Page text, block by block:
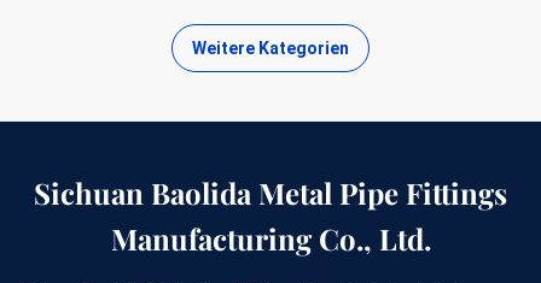
Weitere Kategorien
Sichuan Baolida Metal Pipe Fittings
Manufacturing Co., Ltd.